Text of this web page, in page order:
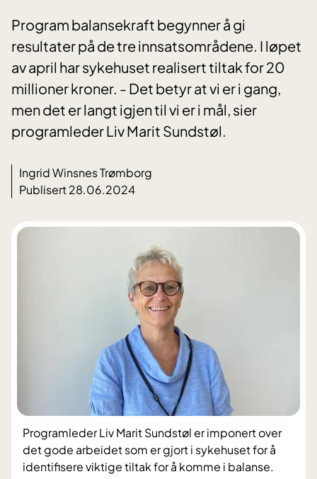
Program balansekraft begynner å gi
resultater på de tre innsatsområdene. I løpet
av april har sykehuset realisert tiltak for 20
millioner kroner. - Det betyr at vi er i gang,
men det er langt igjen til vi er i mål, sier
programleder Liv Marit Sundstøl.
Ingrid Winsnes Trømborg
Publisert 28.06.2024
Programleder Liv Marit Sundstøl er imponert over
det gode arbeidet som er gjort i sykehuset for å
identifisere viktige tiltak for å komme i balanse.